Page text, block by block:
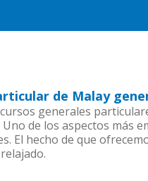
de Malay
generales
Uno de los aspectos más
El hecho de que